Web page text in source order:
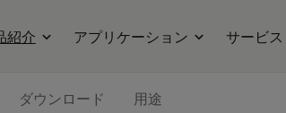
紹介 アプリケーション サービス
ダウンロード 用途